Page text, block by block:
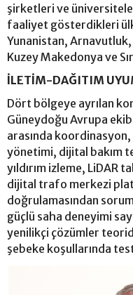
şirketleri ve
faaliyet gösterdikleri
Yunanistan,
Kuzey Makedonya ve
İLETİM-DAĞITIM
Dört bölgeye ayrılan
Güneydoğu Avrupa
arasında
yönetimi, dijital bakım
yıldırım izleme, LiDAR
dijital trafo merkezi
doğrulamasından
güçlü saha deneyimi
yenilikçi çözümler
şebeke koşullarında